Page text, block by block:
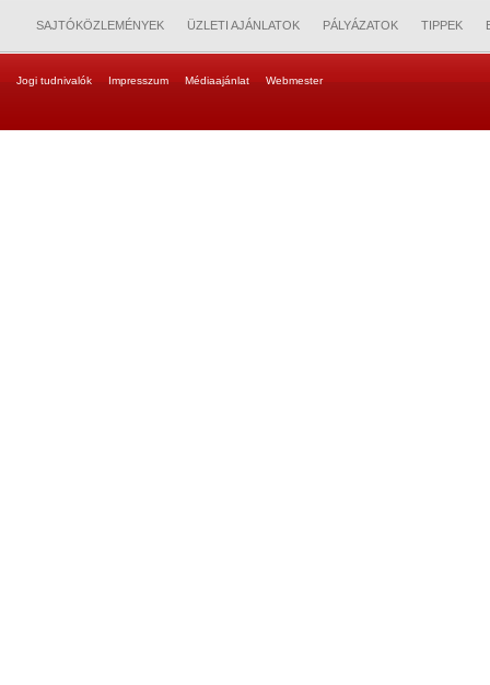
SAJTÓKÖZLEMÉNYEK ÜZLETI AJÁNLATOK PÁLYÁZATOK TIPPEK
Jogi tudnivalók Impresszum Médiaajánlat Webmester